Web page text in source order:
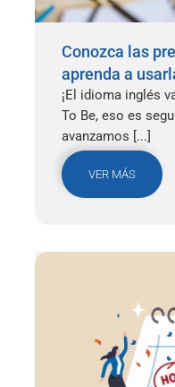
Conozca las
aprenda a
¡El idioma inglés
To Be, eso es
avanzamos [...]
VER MÁS